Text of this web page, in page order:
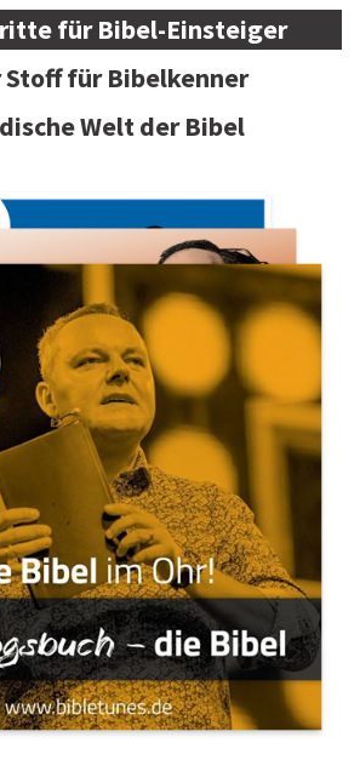
für Bibel-Einsteiger
Stoff für Bibelkenner
Welt der Bibel